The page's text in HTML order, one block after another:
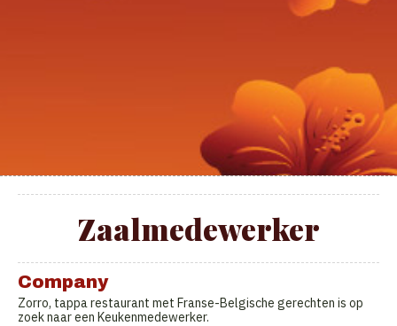
Zaalmedewerker
Company
Zorro, tappa restaurant met Franse-Belgische gerechten is op
zoek naar een Keukenmedewerker.